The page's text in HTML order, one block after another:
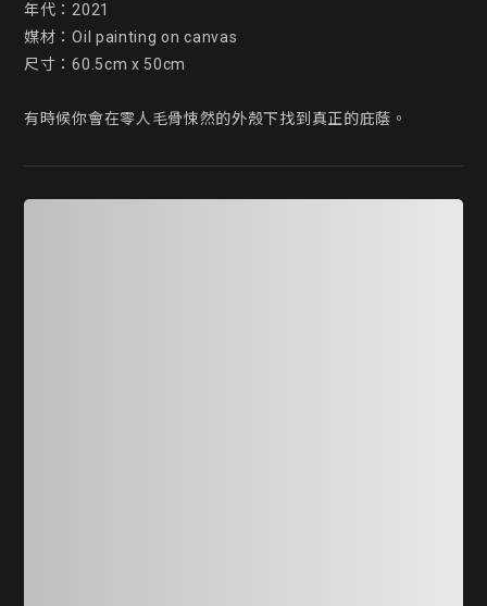
年代：2021
媒材：Oil painting on canvas
尺寸：60.5cm x 50cm
有時候你會在零人毛骨悚然的外殼下找到真正的庇蔭。